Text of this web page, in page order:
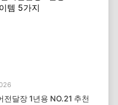
전달장 1년용 NO.21 추천